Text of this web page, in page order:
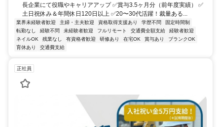
長企業にて役職やキャリアアップ ✅賞与3.5ヶ月分（前年度実績） ✅
土日祝休み＆年間休日120日以上 ✅20〜30代活躍！裁量ある...
業界未経験者歓迎 主婦・主夫歓迎 資格取得支援あり 学歴不問
固定時間制
転勤なし
経験不問 未経験者歓迎 フルリモート 交通費全額支給
経験者歓迎
ネイルOK
残業なし 有資格者歓迎 研修あり 在宅OK 賞与あり
ブランクOK
育休あり
交通費支給
正社員